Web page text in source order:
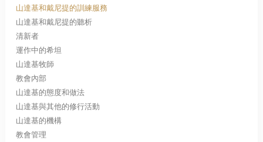
山達基和戴尼提的訓練服務
山達基和戴尼提的聽析
清新者
運作中的希坦
山達基牧師
教會內部
山達基的態度和做法
山達基與其他的修行活動
山達基的機構
教會管理